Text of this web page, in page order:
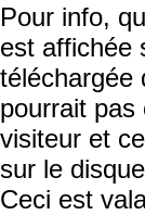
Pour info,
est affichée
téléchargée
pourrait
visiteur et
sur le
Ceci est